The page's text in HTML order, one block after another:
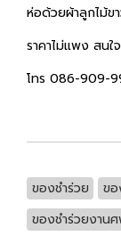
ห่อด้วยผ้าลูกไม้ข
ราคาไม่แพง สน
โทร 086-909-
ของชำร่วย ข
ของชำร่วยงาน